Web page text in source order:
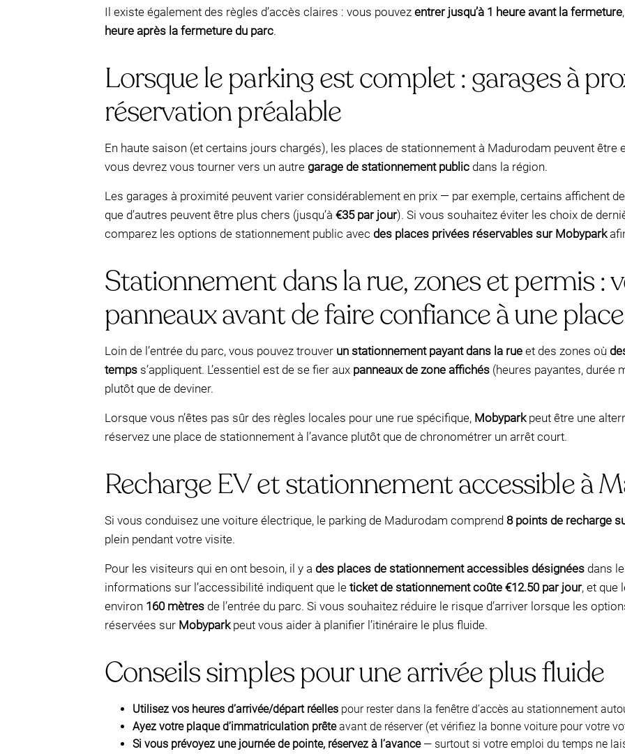
Il existe également des règles d’accès claires : vous pouvez entrer jusqu’à 1 heure avant la fermeture
heure après la fermeture du parc.
Lorsque le parking est complet : garages à
réservation préalable
En haute saison (et certains jours chargés), les places de stationnement à Madurodam peuvent être
vous devrez vous tourner vers un autre garage de stationnement public dans la région.
Les garages à proximité peuvent varier considérablement en prix — par exemple, certains affichent
que d’autres peuvent être plus chers (jusqu’à €35 par jour). Si vous souhaitez éviter les choix de
comparez les options de stationnement public avec des places privées réservables sur Mobypark
Stationnement dans la rue, zones et permis :
panneaux avant de faire confiance à une place
Loin de l’entrée du parc, vous pouvez trouver un stationnement payant dans la rue et des zones où
temps s’appliquent. L’essentiel est de se fier aux panneaux de zone affichés (heures payantes, durée
plutôt que de deviner.
Lorsque vous n’êtes pas sûr des règles locales pour une rue spécifique, Mobyparkpeut être une
réservez une place de stationnement à l’avance plutôt que de chronométrer un arrêt court.
Recharge EV et stationnement accessible à
Si vous conduisez une voiture électrique, le parking de Madurodam comprend 8 points de recharge
plein pendant votre visite.
Pour les visiteurs qui en ont besoin, il y a des places de stationnement accessibles désignées dans
informations sur l’accessibilité indiquent que le ticket de stationnement coûte €12.50 par jour, et que
environ 160 mètres de l’entrée du parc. Si vous souhaitez réduire le risque d’arriver lorsque les
réservées sur Mobyparkpeut vous aider à planifier l’itinéraire le plus fluide.
Conseils simples pour une arrivée plus fluide
Utilisez vos heures d’arrivée/départ réelles pour rester dans la fenêtre d’accès au stationnement
Ayez votre plaque d’immatriculation prêteavant de réserver (et vérifiez la bonne voiture pour votre
Si vous prévoyez une journée de pointe, réservez à l’avance— surtout si votre emploi du temps ne